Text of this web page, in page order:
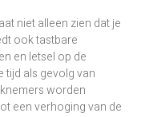
niet alleen zien dat je
ook tastbare
en letsel op de
tijd als gevolg van
worden
een verhoging van de